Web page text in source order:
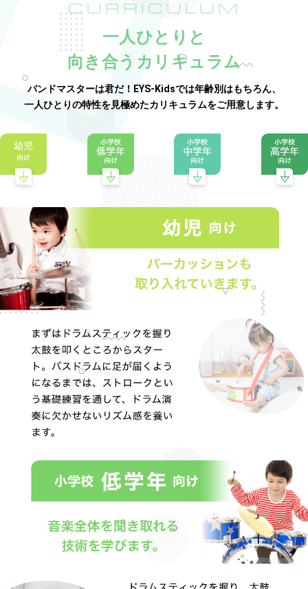
CURRICULUM
一人ひとりと
向き合うカリキュラム
バンドマスターは君だ！EYS-Kidsでは年齢別はもちろん、
一人ひとりの特性を見極めたカリキュラムをご用意します。